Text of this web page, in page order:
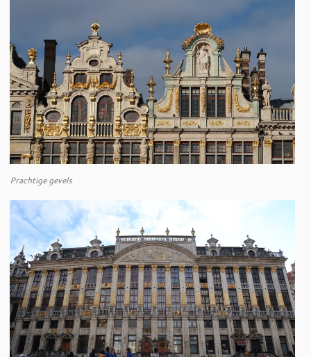
Prachtige gevels